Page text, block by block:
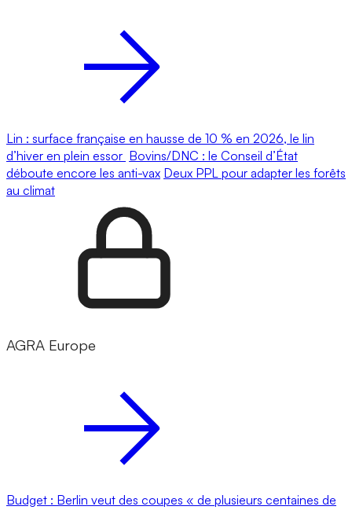
Lin : surface française en hausse de 10 % en 2026, le lin
d’hiver en plein essor Bovins/DNC : le Conseil d’État
déboute encore les anti-vax Deux PPL pour adapter les forêts
au climat
AGRA Europe
Budget : Berlin veut des coupes « de plusieurs centaines de